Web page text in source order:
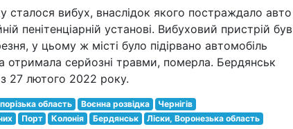
вибух, внаслідок якого постраждало авто
пенітенціарній установі. Вибуховий пристрій був
у цьому ж місті було підірвано автомобіль
отримала серйозні травми, померла. Бердянськ
27 лютого 2022 року.
область Воєнна розвідка
Чернігів
Порт Колонія Бердянськ Ліски, Воронезька область